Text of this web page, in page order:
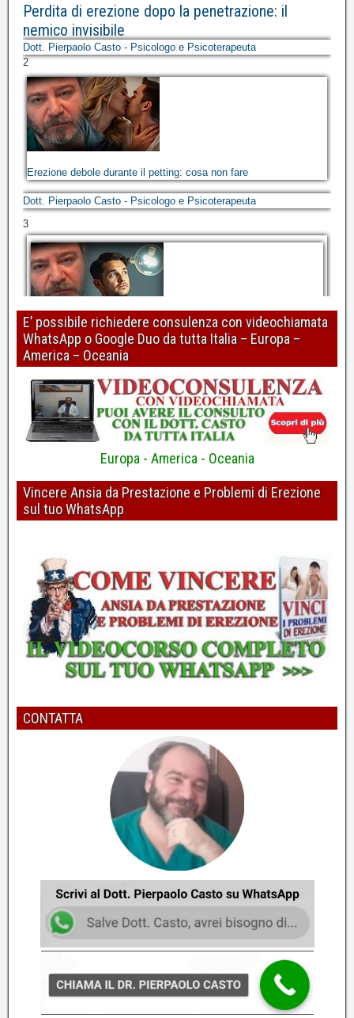
Perdita di erezione dopo la penetrazione: il
nemico invisibile
Dott. Pierpaolo Casto - Psicologo e Psicoterapeuta
2
Erezione debole durante il petting: cosa non fare
Dott. Pierpaolo Casto - Psicologo e Psicoterapeuta
3
Perdita o mancanza di erezione: risolvere riconoscendo gli errori
di ragionamento
Dott. Pierpaolo Casto - Psicologo e Psicoterapeuta
Erezioni più forti? Pulire i pensieri con la "R"
Per migliorare l'erezione bisogna risolvere il vero
6
Come potenziare l'erezione e la durata
cambiando le frequenze
Dott. Pierpaolo Casto - Psicologo e Psicoterapeuta
E’ possibile richiedere consulenza con videochiamata
WhatsApp o Google Duo da tutta Italia – Europa –
America – Oceania
Europa - America - Oceania
Vincere Ansia da Prestazione e Problemi di Erezione
sul tuo WhatsApp
CONTATTA